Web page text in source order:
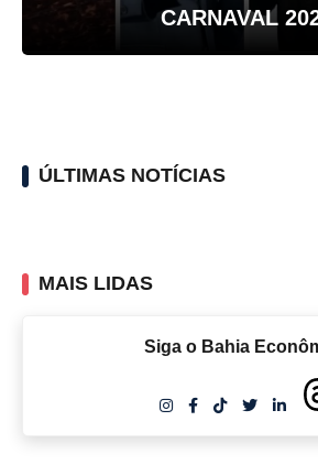
CARNAVAL
ÚLTIMAS NOTÍCIAS
MAIS LIDAS
Siga o Bahia